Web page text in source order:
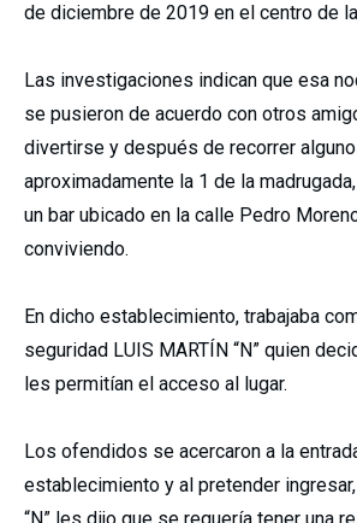
de diciembre de 2019 en el centro de
Las investigaciones indican que esa
se pusieron de acuerdo con otros
divertirse y después de recorrer
aproximadamente la 1 de la
un bar ubicado en la calle Pedro
conviviendo.
En dicho establecimiento, trabajaba
seguridad LUIS MARTÍN “N” quien
les permitían el acceso al lugar.
Los ofendidos se acercaron a la
establecimiento y al pretender ingresar,